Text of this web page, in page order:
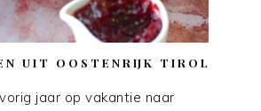
UIT OOSTENRIJK TIROL
jaar op vakantie naar